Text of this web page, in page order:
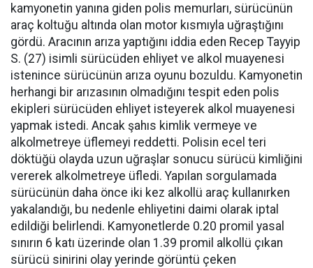
kamyonetin yanına giden polis memurları, sürücünün
araç koltuğu altında olan motor kısmıyla uğraştığını
gördü. Aracının arıza yaptığını iddia eden Recep Tayyip
S. (27) isimli sürücüden ehliyet ve alkol muayenesi
istenince sürücünün arıza oyunu bozuldu. Kamyonetin
herhangi bir arızasının olmadığını tespit eden polis
ekipleri sürücüden ehliyet isteyerek alkol muayenesi
yapmak istedi. Ancak şahıs kimlik vermeye ve
alkolmetreye üflemeyi reddetti. Polisin ecel teri
döktüğü olayda uzun uğraşlar sonucu sürücü kimliğini
vererek alkolmetreye üfledi. Yapılan sorgulamada
sürücünün daha önce iki kez alkollü araç kullanırken
yakalandığı, bu nedenle ehliyetini daimi olarak iptal
edildiği belirlendi. Kamyonetlerde 0.20 promil yasal
sınırın 6 katı üzerinde olan 1.39 promil alkollü çıkan
sürücü sinirini olay yerinde görüntü çeken